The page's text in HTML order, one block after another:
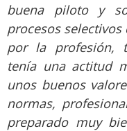
buena piloto y
procesos
por la profesión,
tenía una actitud
unos buenos
normas,
preparado muy